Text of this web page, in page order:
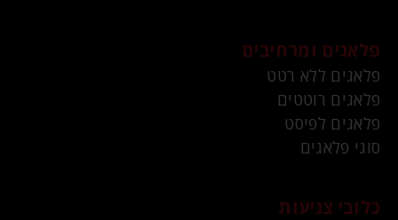
פלאגים ומרחיבים
פלאגים ללא רטט
פלאגים רוטטים
פלאגים לפיסט
סוגי פלאגים
כלובי צניעות